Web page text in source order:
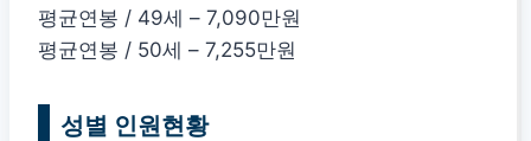
평균연봉 / 49세 – 7,090만원
평균연봉 / 50세 – 7,255만원
성별 인원현황